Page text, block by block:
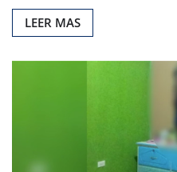
LEER MAS